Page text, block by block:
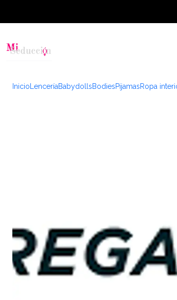
Inicio LenceríaBabydollsBodiesPijamasRopa